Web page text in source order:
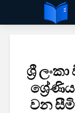
ශ්‍රී
වන